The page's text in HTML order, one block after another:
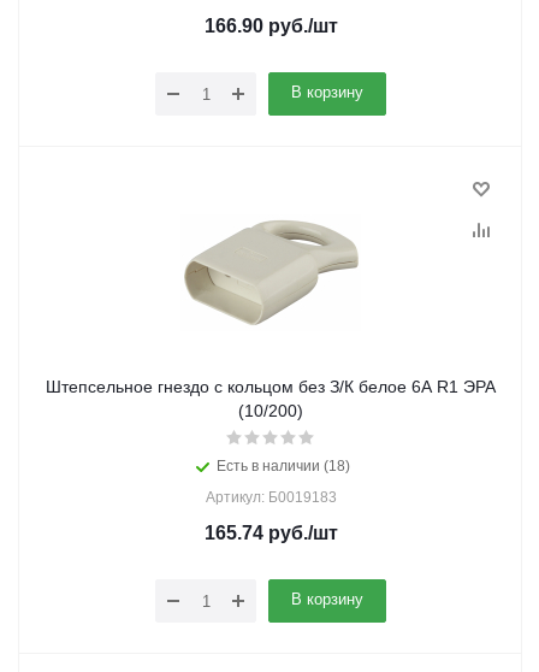
166.90руб./шт
В корзину
Штепсельное гнездо с кольцом без З/К белое 6А R1 ЭРА
(10/200)
Есть в наличии (18)
Артикул: Б0019183
165.74руб./шт
В корзину